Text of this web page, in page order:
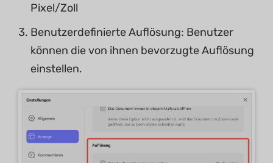
Pixel/Zoll
Benutzerdefinierte Auflösung: Benutzer
können die von ihnen bevorzugte Auflösung
einstellen.